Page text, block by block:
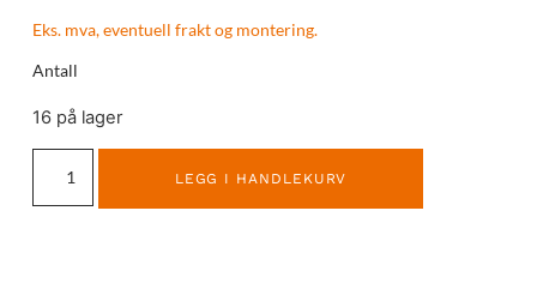
Eks. mva, eventuell frakt og montering.
Antall
16 på lager
LEGG I HANDLEKURV